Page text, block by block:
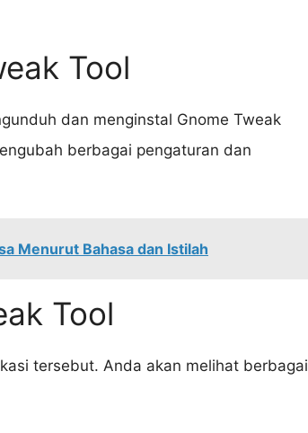
Tool
dan menginstal Gnome Tweak
berbagai pengaturan dan
Menurut Bahasa dan Istilah
Tool
tersebut. Anda akan melihat berbagai